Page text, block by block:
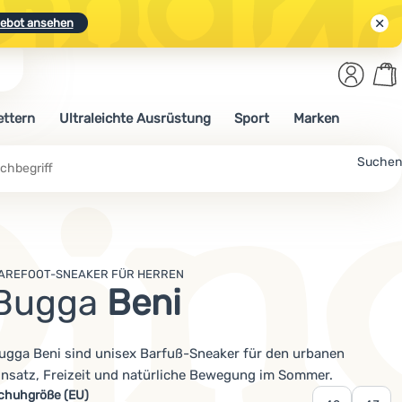
ansehen
ansehen
Suchen
Anmelden
Ultraleichte Ausrüstung Sport Marken
Beni
SNEAKER FÜR HERREN
Beni sind unisex Barfuß-Sneaker für den urbanen
Freizeit und natürliche Bewegung im Sommer.
wählen
(EU)